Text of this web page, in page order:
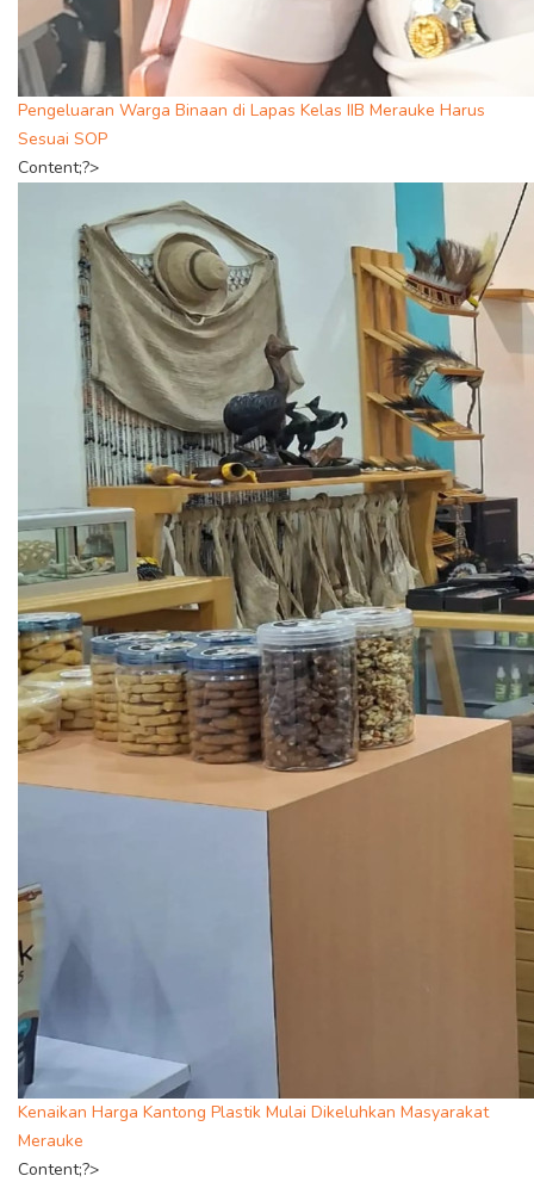
Pengeluaran Warga Binaan di Lapas Kelas IIB Merauke Harus
Sesuai SOP
Content;?>
Kenaikan Harga Kantong Plastik Mulai Dikeluhkan Masyarakat
Merauke
Content;?>